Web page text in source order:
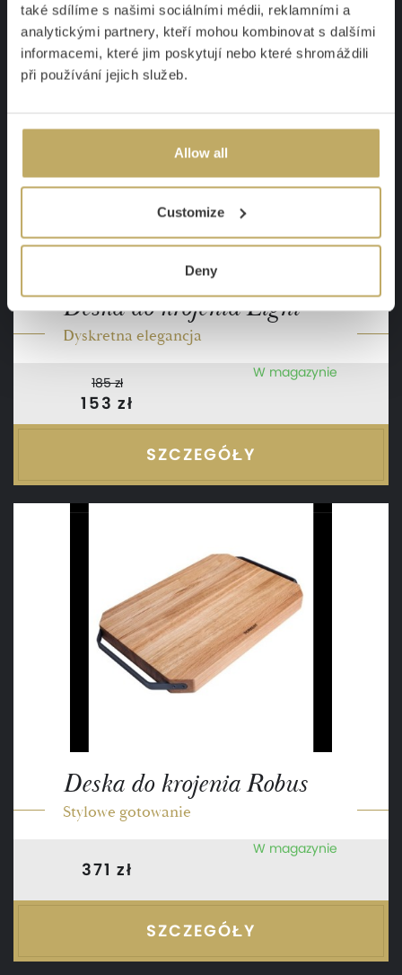
také sdílíme s našimi sociálními médii, reklamními a
analytickými partnery, kteří mohou kombinovat s dalšími
informacemi, které jim poskytují nebo které shromáždili
při používání jejich služeb.
Allow all
Customize
Deny
-17 %
Deska do krojenia Ligni
Dyskretna elegancja
185 zł
153 zł
W magazynie
SZCZEGÓŁY
Deska do krojenia Robus
Stylowe gotowanie
371 zł
W magazynie
SZCZEGÓŁY